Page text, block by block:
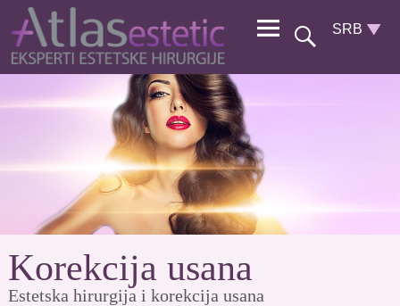
Korekcija usana
Estetska hirurgija i korekcija usana